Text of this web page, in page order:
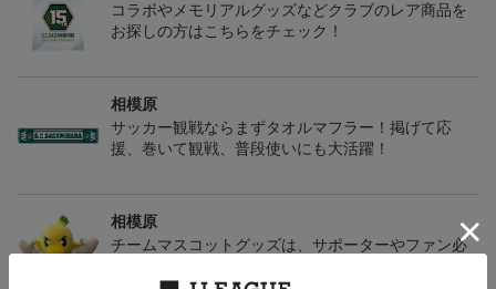
コラボやメモリアルグッズなどクラブのレア商品を
お探しの方はこちらをチェック！
相模原
サッカー観戦ならまずタオルマフラー！掲げて応
援、巻いて観戦、普段使いにも大活躍！
相模原
チームマスコットグッズは、サポーターやファン必